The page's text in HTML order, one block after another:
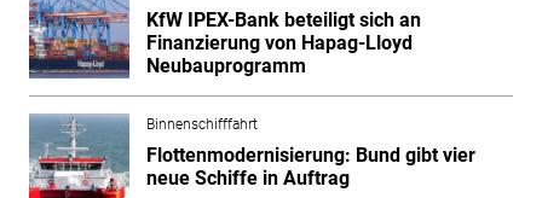
KfW IPEX-Bank beteiligt sich an
Finanzierung von Hapag-Lloyd
Neubauprogramm
Binnenschifffahrt
Flottenmodernisierung: Bund gibt vier
neue Schiffe in Auftrag